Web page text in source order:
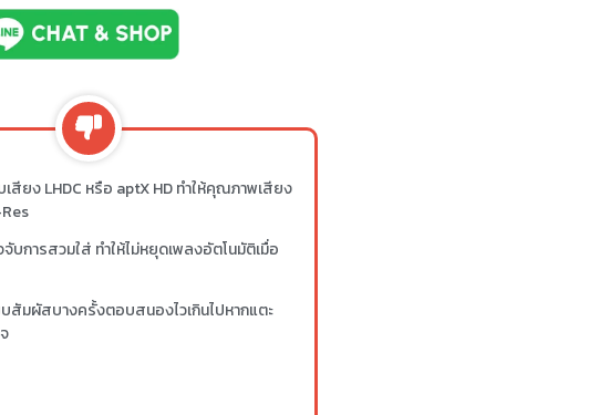
สียง LHDC หรือ aptX HD ทำให้คุณภาพเสียง
บการสวมใส่ ทำให้ไม่หยุดเพลงอัตโนมัติเมื่อ
สัมผัสบางครั้งตอบสนองไวเกินไปหากแตะ